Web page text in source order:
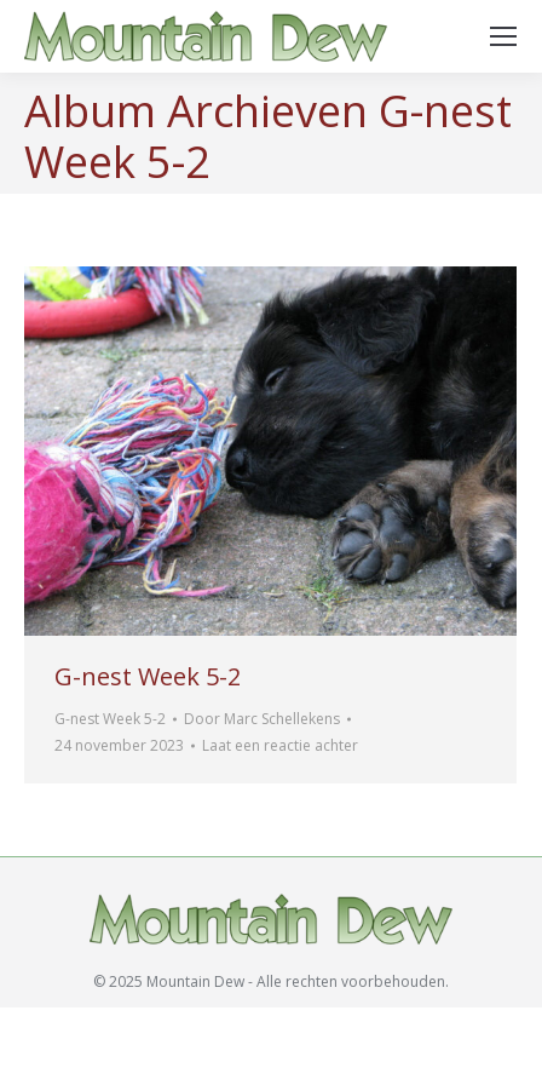
Album Archieven G-nest
Week 5-2
G-nest Week 5-2
G-nest Week 5-2 Door Marc Schellekens
24 november 2023
Laat een reactie achter
© 2025 Mountain Dew - Alle rechten voorbehouden.